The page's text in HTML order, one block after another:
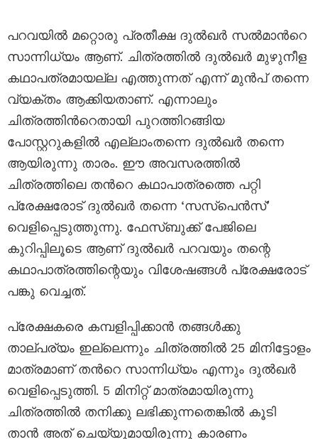
പറവയില്‍ മറ്റൊരു പ്രതീക്ഷ ദുല്‍ഖര്‍ സല്‍മാന്‍റെ
സാന്നിധ്യം ആണ്. ചിത്രത്തില്‍ ദുല്‍ഖര്‍ മുഴുനീള
കഥാപത്രമായല്ല എത്തുന്നത്‌ എന്ന് മുന്‍പ് തന്നെ
വ്യക്തം ആക്കിയതാണ്. എന്നാലും
ചിത്രത്തിന്‍റെതായി പുറത്തിറങ്ങിയ
പോസ്റ്ററുകളില്‍ എല്ലാംതന്നെ ദുല്‍ഖര്‍ തന്നെ
ആയിരുന്നു താരം. ഈ അവസരത്തില്‍
ചിത്രത്തിലെ തന്‍റെ കഥാപാത്രത്തെ പറ്റി
പ്രേക്ഷരോട് ദുല്‍ഖര്‍ തന്നെ ‘സസ്പെന്‍സ്’
വെളിപ്പെടുത്തുന്നു. ഫേസ്ബുക്ക്‌ പേജിലെ
കുറിപ്പിലൂടെ ആണ് ദുല്‍ഖര്‍ പറവയും തന്റെ
കഥാപാത്രത്തിന്റെയും വിശേഷങ്ങള്‍ പ്രേക്ഷരോട്
പങ്കു വെച്ചത്.
പ്രേക്ഷകരെ കമ്പളിപ്പിക്കാന്‍ തങ്ങള്‍ക്കു
താല്പര്യം ഇല്ലെന്നും ചിത്രത്തില്‍ 25 മിനിട്ടോളം
മാത്രമാണ് തന്‍റെ സാന്നിധ്യം എന്നും ദുല്‍ഖര്‍
വെളിപ്പെടുത്തി. 5 മിനിറ്റ് മാത്രമായിരുന്നു
ചിത്രത്തില്‍ തനിക്കു ലഭിക്കുന്നതെങ്കില്‍ കൂടി
താന്‍ അത് ചെയ്യുമായിരുന്നു കാരണം